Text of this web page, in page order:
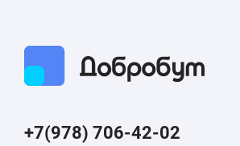
+7(978) 706-42-02